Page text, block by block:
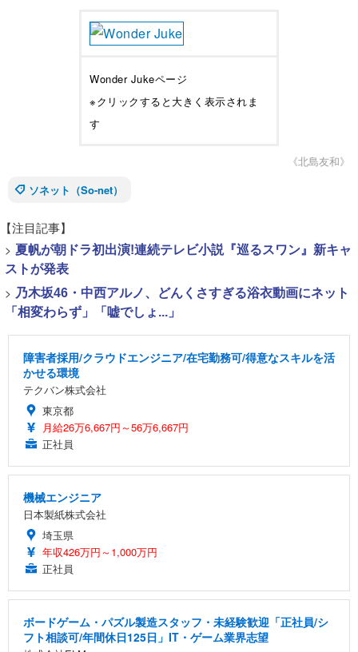
Wonder Jukeページ
※クリックすると大きく表示されま
す
《北島友和》
ソネット（So-net）
【注目記事】
> 夏帆が朝ドラ初出演!連続テレビ小説『巡るスワン』新キャ
ストが発表
> 乃木坂46・中西アルノ、どんくさすぎる浴衣動画にネット
「相変わらず」「嘘でしょ...」
障害者採用/クラウドエンジニア/在宅勤務可/得意なスキルを活
かせる環境
テクバン株式会社
東京都
月給26万6,667円～56万6,667円
正社員
機械エンジニア
日本製紙株式会社
埼玉県
年収426万円～1,000万円
正社員
ボードゲーム・パズル製造スタッフ・未経験歓迎「正社員/シ
フト相談可/年間休日125日」IT・ゲーム業界志望